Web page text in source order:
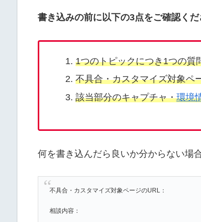
書き込みの前に以下の3点をご確認くだ
1つのトピックにつき1つの質
不具合・カスタマイズ対象ペ
該当部分のキャプチャ・環境
何を書き込んだら良いか分からない場
不具合・カスタマイズ対象ページのURL：
相談内容：